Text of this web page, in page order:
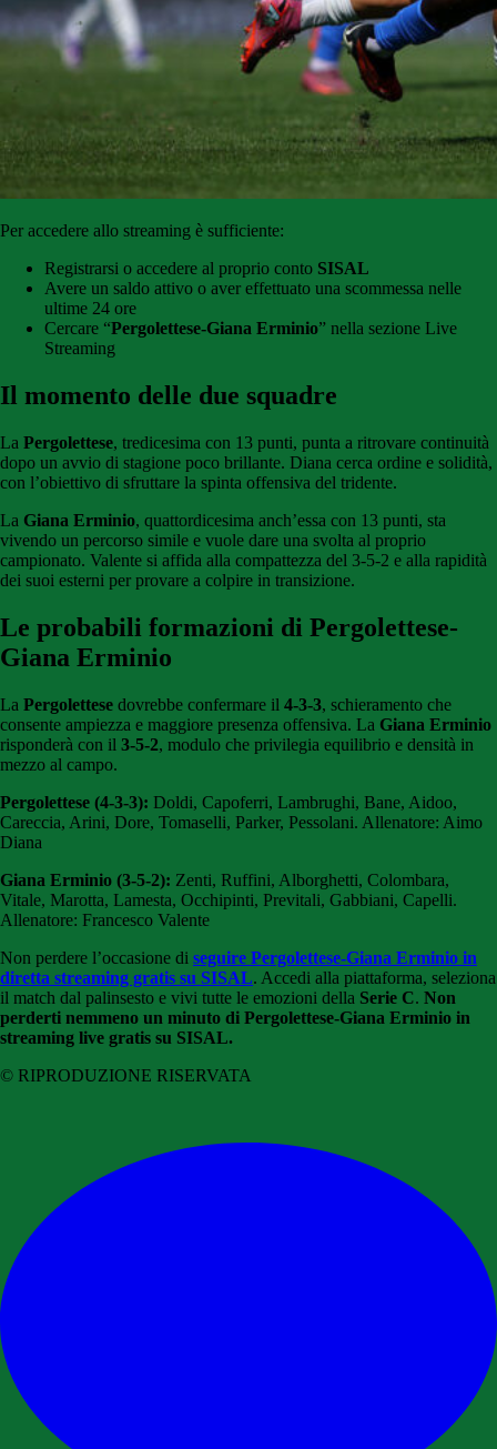
Per accedere allo streaming è sufficiente:
Registrarsi o accedere al proprio conto SISAL
Avere un saldo attivo o aver effettuato una scommessa nelle
ultime 24 ore
Cercare “Pergolettese-Giana Erminio” nella sezione Live
Streaming
Il momento delle due squadre
La Pergolettese, tredicesima con 13 punti, punta a ritrovare continuità
dopo un avvio di stagione poco brillante. Diana cerca ordine e solidità,
con l’obiettivo di sfruttare la spinta offensiva del tridente.
La Giana Erminio, quattordicesima anch’essa con 13 punti, sta
vivendo un percorso simile e vuole dare una svolta al proprio
campionato. Valente si affida alla compattezza del 3-5-2 e alla rapidità
dei suoi esterni per provare a colpire in transizione.
Le probabili formazioni di Pergolettese-
Giana Erminio
La Pergolettese dovrebbe confermare il 4-3-3, schieramento che
consente ampiezza e maggiore presenza offensiva. La Giana Erminio
risponderà con il 3-5-2, modulo che privilegia equilibrio e densità in
mezzo al campo.
Pergolettese (4-3-3): Doldi, Capoferri, Lambrughi, Bane, Aidoo,
Careccia, Arini, Dore, Tomaselli, Parker, Pessolani. Allenatore: Aimo
Diana
Giana Erminio (3-5-2): Zenti, Ruffini, Alborghetti, Colombara,
Vitale, Marotta, Lamesta, Occhipinti, Previtali, Gabbiani, Capelli.
Allenatore: Francesco Valente
Non perdere l’occasione di seguire Pergolettese-Giana Erminio in
diretta streaming gratis su SISAL. Accedi alla piattaforma, seleziona
il match dal palinsesto e vivi tutte le emozioni della Serie C. Non
perderti nemmeno un minuto di Pergolettese-Giana Erminio in
streaming live gratis su SISAL.
© RIPRODUZIONE RISERVATA